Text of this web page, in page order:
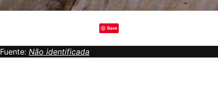
Save
Fuente: Não identificada